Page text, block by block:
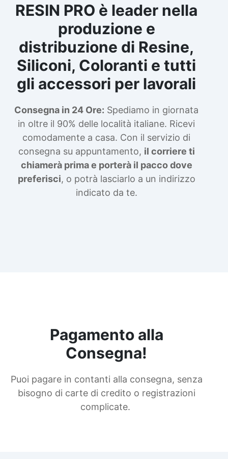
RESIN PRO è leader nella
produzione e
distribuzione di Resine,
Siliconi, Coloranti e tutti
gli accessori per lavorali
Consegna in 24 Ore: Spediamo in giornata
in oltre il 90% delle località italiane. Ricevi
comodamente a casa. Con il servizio di
consegna su appuntamento, il corriere ti
chiamerà prima e porterà il pacco dove
preferisci, o potrà lasciarlo a un indirizzo
indicato da te.
Pagamento alla
Consegna!
Puoi pagare in contanti alla consegna, senza
bisogno di carte di credito o registrazioni
complicate.